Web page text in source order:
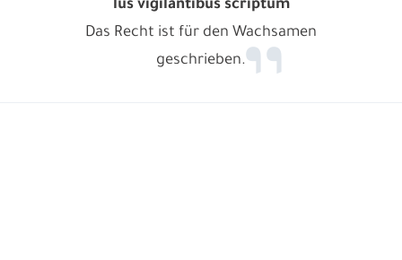
lus vigilantibus scriptum
Das Recht ist für den Wachsamen
geschrieben.